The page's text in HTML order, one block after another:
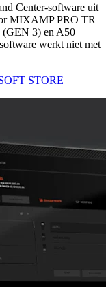
Center-software uit
MIXAMP PRO TR
3) en A50
werkt niet met
STORE